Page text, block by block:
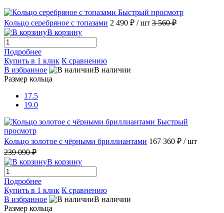
Быстрый просмотр
Кольцо серебряное с топазами 2 490 ₽ / шт 3 560 ₽
В корзину
Подробнее
Купить в 1 клик К сравнению
В избранное
В наличии
Размер кольца
17.5
19.0
Быстрый
просмотр
Кольцо золотое с чёрными бриллиантами 167 360 ₽ / шт
239 090 ₽
В корзину
Подробнее
Купить в 1 клик К сравнению
В избранное
В наличии
Размер кольца